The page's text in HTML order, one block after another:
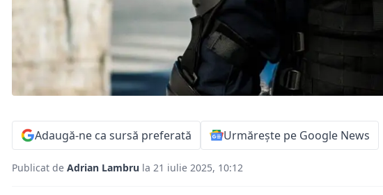
Adaugă-ne ca sursă preferată Urmărește pe Google News
Publicat de Adrian Lambru la 21 iulie 2025, 10:12